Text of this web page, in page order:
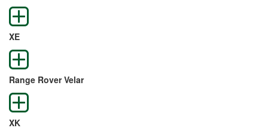
XE
Range Rover Velar
XK